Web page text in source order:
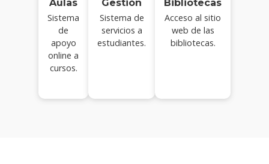
Aulas
Sistema
de
apoyo
online a
cursos.
Gestión
Sistema de
servicios a
estudiantes.
Bibliotecas
Acceso al sitio
web de las
bibliotecas.